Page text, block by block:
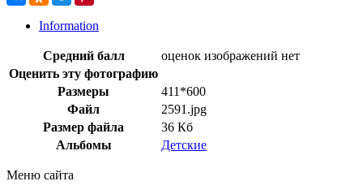
Information
Средний балл
оценок изображений нет
Оценить эту фотографию
Размеры
411*600
Файл
2591.jpg
Размер файла
36 Кб
Альбомы
Детские
Меню сайта